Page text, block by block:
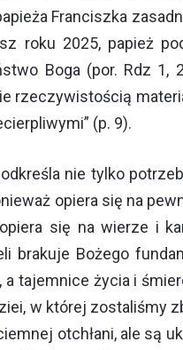
Franciszka
roku 2025, papież
Boga (por. Rdz
rzeczywistością
(p. 9).
nie tylko
opiera się na
się na wierze i
brakuje Bożego
tajemnice życia i
w której zostaliśmy
otchłani, ale są